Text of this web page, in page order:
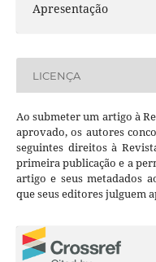
Apresentação
LICENÇA
Ao submeter um artigo à
aprovado, os autores
seguintes direitos à
primeira publicação e a
artigo e seus metadados
que seus editores julguem